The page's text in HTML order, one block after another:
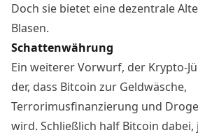
Doch sie bietet eine dezentrale
Blasen.
Schattenwährung
Ein weiterer Vorwurf, der Krypto-
der, dass Bitcoin zur Geldwäsche,
Terrorimusfinanzierung und
wird. Schließlich half Bitcoin dabei,